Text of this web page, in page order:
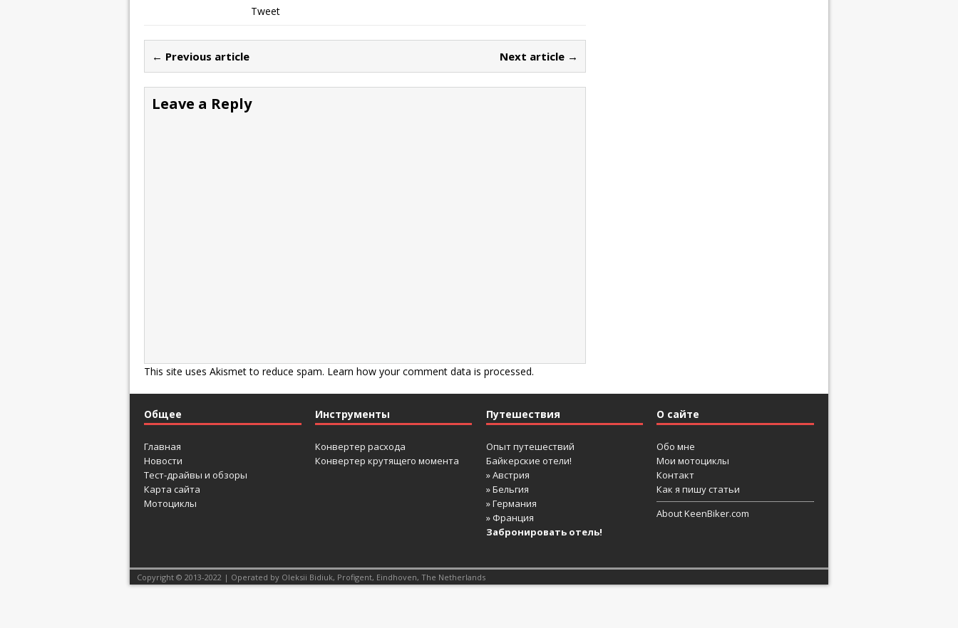
Tweet
← Previous article Next article →
Leave a Reply
This site uses Akismet to reduce spam. Learn how your comment data is processed.
Общее
Главная
Новости
Тест-драйвы и обзоры
Карта сайта
Мотоциклы
Инструменты
Конвертер расхода
Конвертер крутящего момента
Путешествия
Опыт путешествий
Байкерские отели!
» Австрия
» Бельгия
» Германия
» Франция
Забронировать отель!
О сайте
Обо мне
Мои мотоциклы
Контакт
Как я пишу статьи
About KeenBiker.com
Copyright © 2013-2022 | Operated by Oleksii Bidiuk, Profigent, Eindhoven, The Netherlands